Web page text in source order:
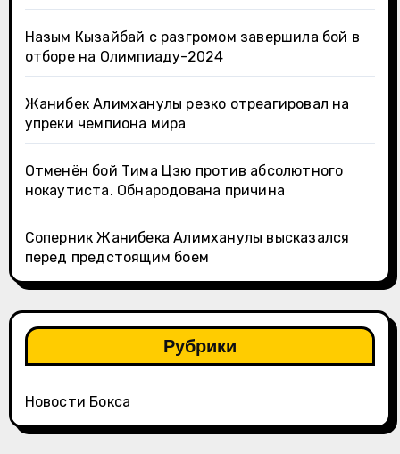
Назым Кызайбай с разгромом завершила бой в
отборе на Олимпиаду-2024
Жанибек Алимханулы резко отреагировал на
упреки чемпиона мира
Отменён бой Тима Цзю против абсолютного
нокаутиста. Обнародована причина
Соперник Жанибека Алимханулы высказался
перед предстоящим боем
Рубрики
Новости Бокса